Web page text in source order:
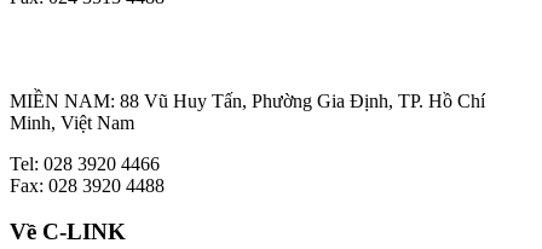
MIỀN NAM: 88 Vũ Huy Tấn, Phường Gia Định, TP. Hồ Chí
Minh, Việt Nam
Tel: 028 3920 4466
Fax: 028 3920 4488
Về C-LINK